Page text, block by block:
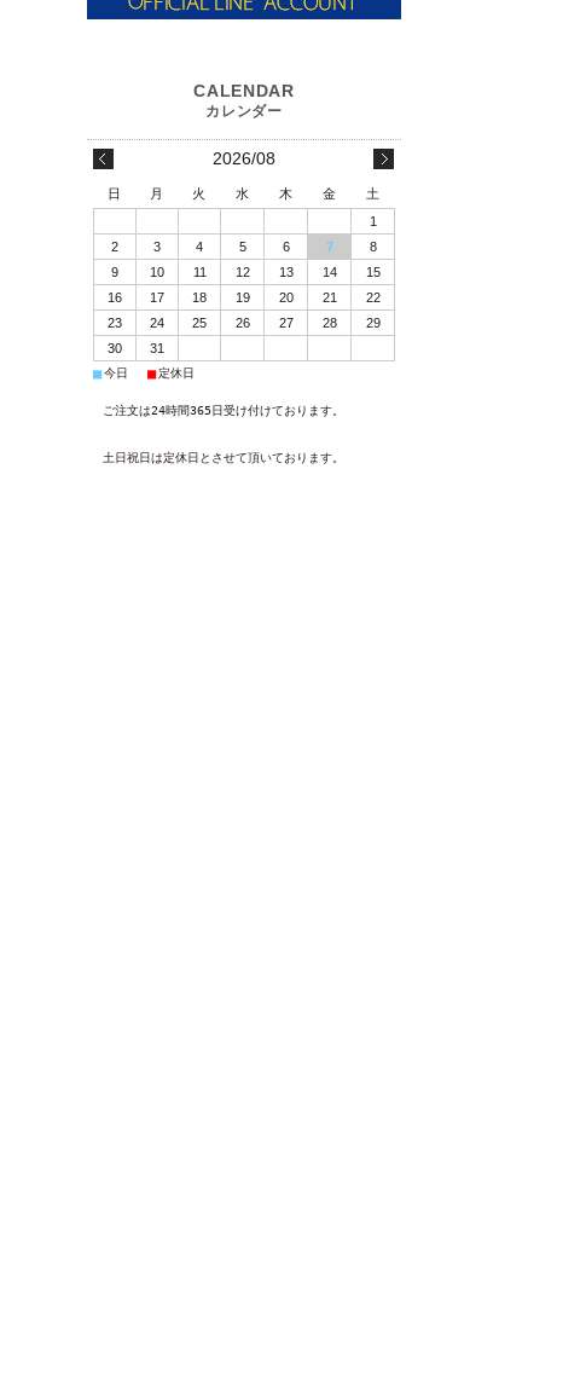
2026/08
日 月 火 水 木 金
土
1
2
3 4 5 6 7
8
9
10 11 12 13 14
15
16
17 18 19 20 21
22
23
24 25 26 27 28
29
30
31
■今日 ■定休日
ご注文は24時間365日受け付けております。
土日祝日は定休日とさせて頂いております。